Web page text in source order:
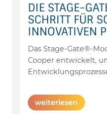
DIE STAGE-
SCHRITT FÜR
INNOVATIVEN
Das Stage-Gate®-
Cooper entwickelt,
weiterlesen